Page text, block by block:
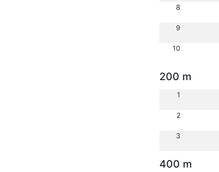
8
9
10
200 m
1
2
3
400 m